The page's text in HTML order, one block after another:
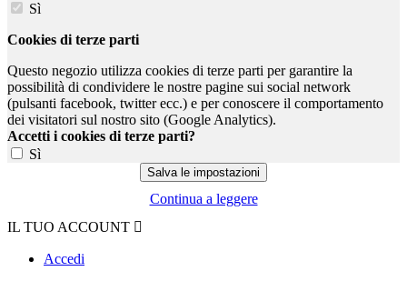
Sì
Cookies di terze parti
Questo negozio utilizza cookies di terze parti per garantire la
possibilità di condividere le nostre pagine sui social network
(pulsanti facebook, twitter ecc.) e per conoscere il comportamento
dei visitatori sul nostro sito (Google Analytics).
Accetti i cookies di terze parti?
Sì
Continua a leggere
IL TUO ACCOUNT 
Accedi